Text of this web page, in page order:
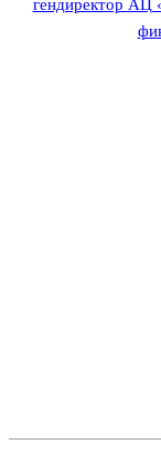
гендиректор АЦ